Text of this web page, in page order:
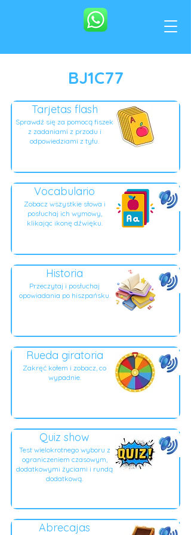
BJ1C77
Tarjetas flash
Sprawdź się za pomocą fiszek
z zadaniami z przodu i
odpowiedziami z tyłu.
Vocabulario
Zobacz wszystkie słowa i
posłuchaj ich wymowy,
klikając ikonę dźwięku.
Historia
Przeczytaj i posłuchaj
opowiadania po hiszpańsku.
Rueda giratoria
Zakręć kołem i zobacz, co
wypadnie.
Quiz show
Test wielokrotnego wyboru z
ograniczeniem czasowym,
dodatkowymi życiami i rundą
dodatkową.
Abrecajas